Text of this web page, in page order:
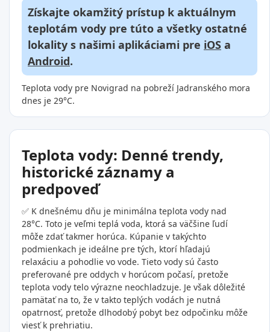
Získajte okamžitý prístup k aktuálnym
teplotám vody pre túto a všetky ostatné
lokality s našimi aplikáciami pre iOS a
Android.
Teplota vody pre Novigrad na pobreží Jadranského mora
dnes je 29°C.
Teplota vody: Denné trendy,
historické záznamy a
predpoveď
✅ K dnešnému dňu je minimálna teplota vody nad
28°C. Toto je veľmi teplá voda, ktorá sa väčšine ľudí
môže zdať takmer horúca. Kúpanie v takýchto
podmienkach je ideálne pre tých, ktorí hľadajú
relaxáciu a pohodlie vo vode. Tieto vody sú často
preferované pre oddych v horúcom počasí, pretože
teplota vody telo výrazne neochladzuje. Je však dôležité
pamätať na to, že v takto teplých vodách je nutná
opatrnosť, pretože dlhodobý pobyt bez odpočinku môže
viesť k prehriatiu.